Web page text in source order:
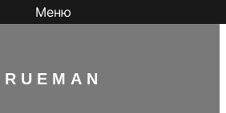
Меню
UEMAN